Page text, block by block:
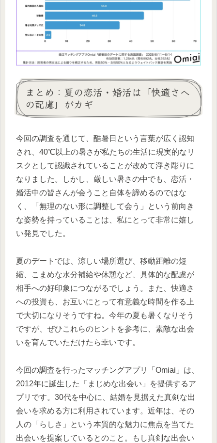
まとめ：夏の恋活・婚活は「快適さへ
の配慮」がカギ
今回の調査を通じて、酷暑日という言葉が広く認知
され、40℃以上の暑さが私たちの生活に現実的なリ
スクとして認識されていることが改めて浮き彫りに
なりました。しかし、厳しい暑さの中でも、恋活・
婚活中の皆さんが会うこと自体を諦めるのではな
く、「無理のない形に調整して会う」という前向き
な姿勢を持っていることは、私にとって非常に嬉し
い発見でした。
夏のデートでは、涼しい場所選び、移動距離の短
縮、こまめな水分補給や休憩など、具体的な配慮が
相手への好印象につながるでしょう。また、快適さ
への投資も、お互いにとって有意義な時間を作る上
で大切になりそうですね。今年の夏も暑くなりそう
ですが、ぜひこれらのヒントを参考に、素敵な出会
いを育んでいただけたら幸いです。
今回の調査を行ったマッチングアプリ「Omiai」は、
2012年に誕生した「まじめな出会い」を提供するア
プリです。30代を中心に、結婚を見据えた真剣な出
会いを求める方に利用されています。近年は、その
人の「らしさ」という本質的な魅力に焦点を当てた
出会いを提案しているとのこと。もし真剣な出会い